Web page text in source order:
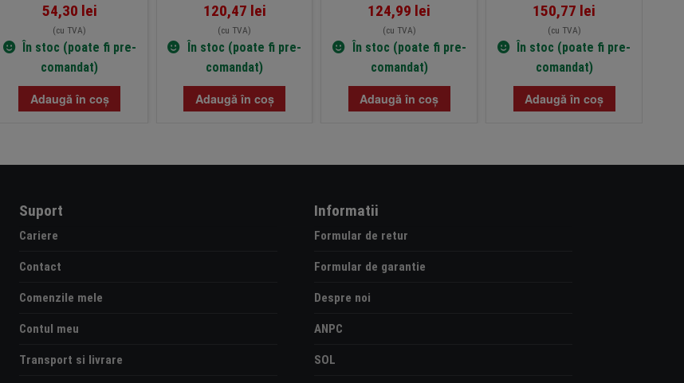
54,30 lei
(cu TVA)
În stoc (poate fi pre-
comandat)
Adaugă în coș
120,47 lei
(cu TVA)
În stoc (poate fi pre-
comandat)
Adaugă în coș
124,99 lei
(cu TVA)
În stoc (poate fi pre-
comandat)
Adaugă în coș
150,77 lei
(cu TVA)
În stoc (poate fi pre-
comandat)
Adaugă în coș
Suport
Cariere
Contact
Comenzile mele
Contul meu
Transport si livrare
Informatii
Formular de retur
Formular de garantie
Despre noi
ANPC
SOL